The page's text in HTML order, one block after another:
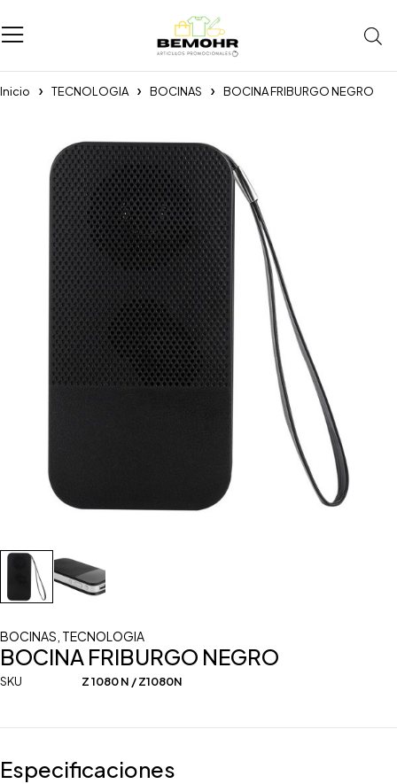
Inicio TECNOLOGIA BOCINAS BOCINA FRIBURGO NEGRO
BOCINAS TECNOLOGIA
BOCINA FRIBURGO NEGRO
SKU Z 1080 N / Z1080N
Especificaciones